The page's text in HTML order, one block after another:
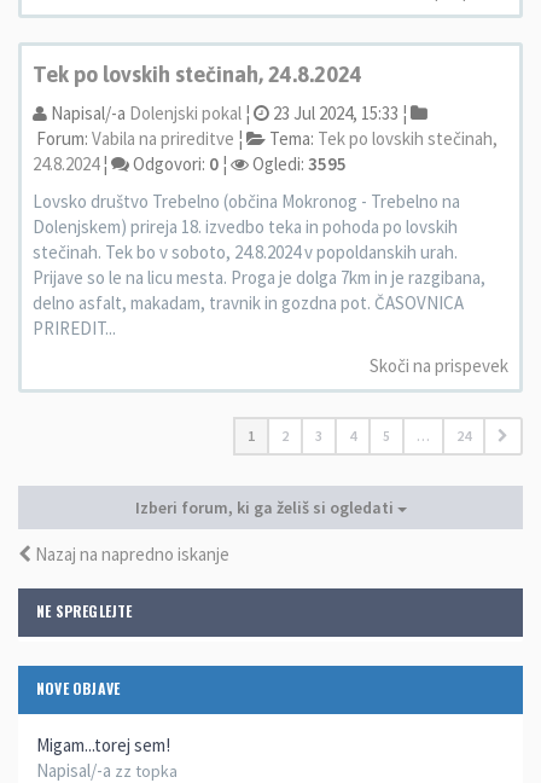
NE SPREGLEJTE
NOVE OBJAVE
Migam...torej sem!
Napisal/-a zz topka
Tek po lovskih stečinah, 24.8.2024
Napisal/-a Dolenjski pokal ¦
23 Jul 2024, 15:33 ¦
Forum: Vabila na prireditve ¦ Tema: Tek po lovskih stečinah,
24.8.2024¦ Odgovori: 0 ¦ Ogledi: 3595
Lovsko društvo Trebelno (občina Mokronog - Trebelno na
Dolenjskem) prireja 18. izvedbo teka in pohoda po lovskih
stečinah. Tek bo v soboto, 24.8.2024 v popoldanskih urah.
Prijave so le na licu mesta. Proga je dolga 7km in je razgibana,
delno asfalt, makadam, travnik in gozdna pot. ČASOVNICA
PRIREDIT...
Skoči na prispevek
1 2 3 4 5 … 24
Izberi forum, ki ga želiš si ogledati
Nazaj na napredno iskanje